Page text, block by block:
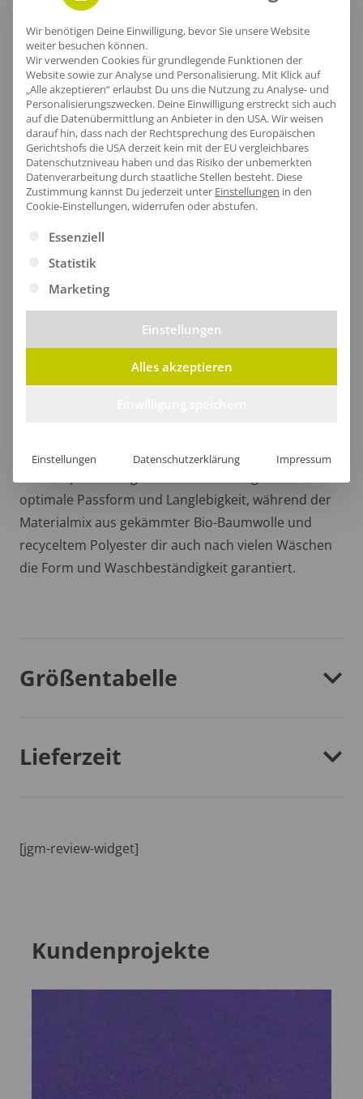
Eleganter Nackenbereich
Der Nackenbereich bietet nicht nur ein angenehmes
Tragegefühl, sondern besticht auch durch das
hochwertige Nackenband, das für zusätzliche
Stabilität sorgt. Mit einem Materialmix aus Bio-
Baumwolle und recyceltem Polyester bleibt dein T-
Shirt auch nach vielen Wäschen in Form.
optimale Passform und Langlebigkeit, während der
Materialmix aus gekämmter Bio-Baumwolle und
recyceltem Polyester dir auch nach vielen Wäschen
die Form und Waschbeständigkeit garantiert.
Größentabelle
Lieferzeit
[jgm-review-widget]
Kundenprojekte
Wir benötigen Deine Einwilligung, bevor Sie unsere Website
weiter besuchen können.
Wir verwenden Cookies für grundlegende Funktionen der
Website sowie zur Analyse und Personalisierung. Mit Klick auf
„Alle akzeptieren“ erlaubst Du uns die Nutzung zu Analyse- und
Personalisierungszwecken. Deine Einwilligung erstreckt sich auch
auf die Datenübermittlung an Anbieter in den USA. Wir weisen
darauf hin, dass nach der Rechtsprechung des Europäischen
Gerichtshofs die USA derzeit kein mit der EU vergleichbares
Datenschutzniveau haben und das Risiko der unbemerkten
Datenverarbeitung durch staatliche Stellen besteht. Diese
Zustimmung kannst Du jederzeit unter Einstellungen in den
Cookie-Einstellungen, widerrufen oder abstufen.
Es folgt eine Liste der Service-Gruppen, für die eine
Essenziell
Statistik
Marketing
Einstellungen
Alles akzeptieren
Einstellungen Datenschutzerklärung Impressum